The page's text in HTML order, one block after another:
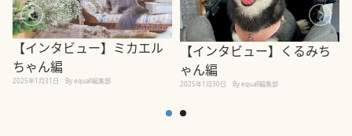
【インタビュー】ミカエル
ちゃん編
2025年1月31日 By equall編集部
【インタビュー】くるみち
ゃん編
2025年1月30日 By equall編集部